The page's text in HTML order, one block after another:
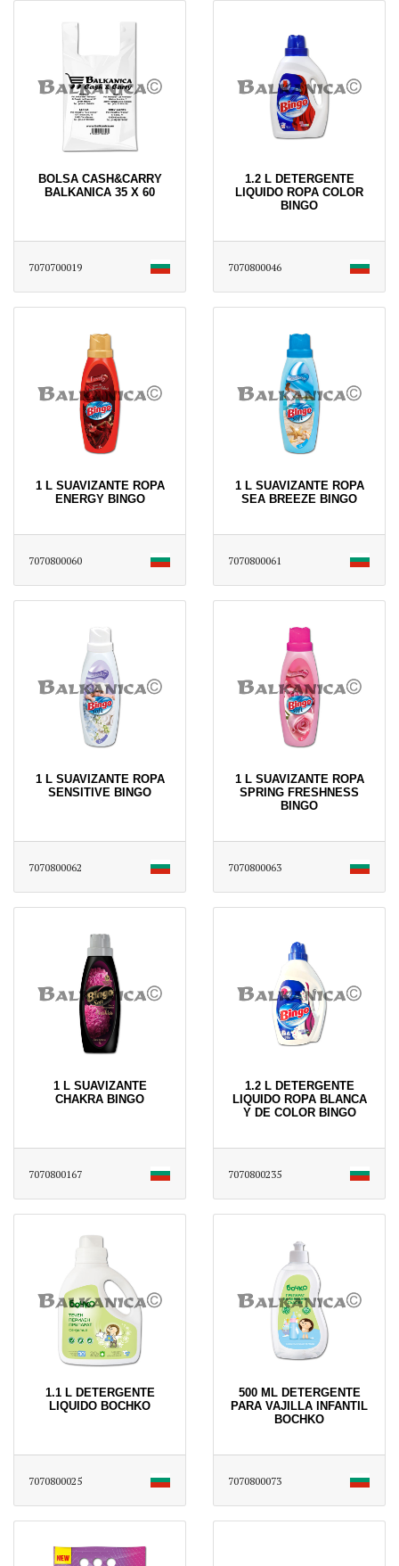
BOLSA CASH&CARRY
BALKANICA 35 X 60
7070700019
1.2 L DETERGENTE
LIQUIDO ROPA COLOR
BINGO
7070800046
1 L SUAVIZANTE ROPA
ENERGY BINGO
7070800060
1 L SUAVIZANTE ROPA
SEA BREEZE BINGO
7070800061
1 L SUAVIZANTE ROPA
SENSITIVE BINGO
7070800062
1 L SUAVIZANTE ROPA
SPRING FRESHNESS
BINGO
7070800063
1 L SUAVIZANTE
CHAKRA BINGO
7070800167
1.2 L DETERGENTE
LIQUIDO ROPA BLANCA
Y DE COLOR BINGO
7070800235
1.1 L DETERGENTE
LIQUIDO BOCHKO
7070800025
500 ML DETERGENTE
PARA VAJILLA INFANTIL
BOCHKO
7070800073